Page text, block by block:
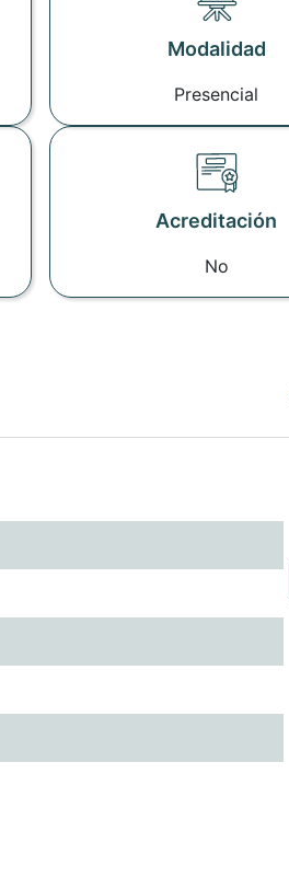
Modalidad
Presencial
Acreditación
No